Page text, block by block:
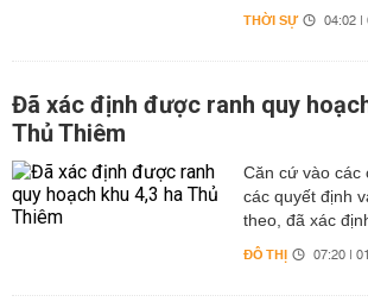
THỜI SỰ 04:02 |
Đã xác định được ranh quy
Thủ Thiêm
Căn cứ vào các
các quyết định
theo, đã xác
ĐÔ THỊ 07:20 |